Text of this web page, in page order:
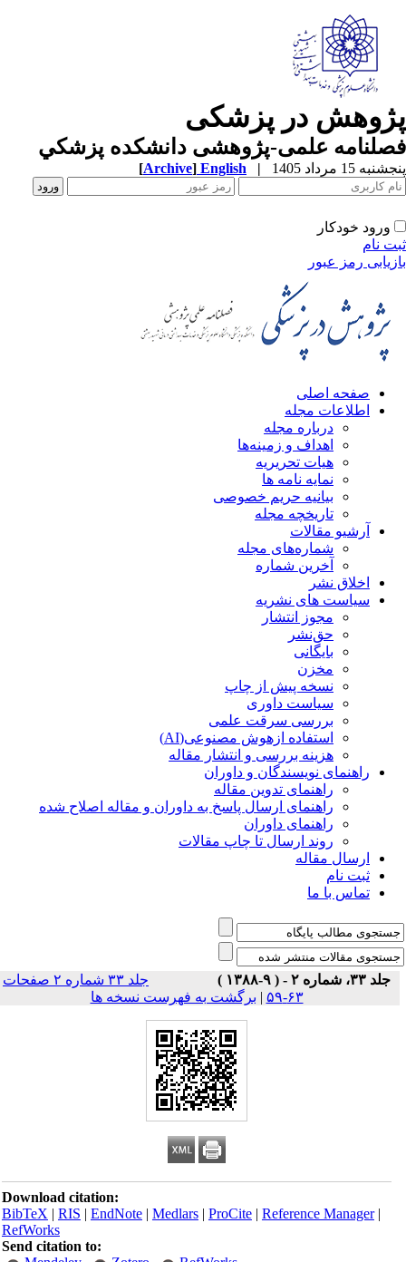
در پزشکی
علمی-پژوهشی دانشکده پزشکي
15 مرداد 1405 |
English
[Archive]
ورود خودکار
نام
رمز عبور
صفحه اصلی
اطلاعات مجله
درباره مجله
اهداف و زمینه‌ها
هیات تحریریه
نمایه نامه ها
بیانیه حریم خصوصی
تاریخچه مجله
آرشیو مقالات
شماره‌های مجله
آخرین شماره
اخلاق نشر
سیاست های نشریه
مجوز انتشار
حق‌نشر
بایگانی
مخزن
نسخه پیش از چاپ
سیاست داوری
بررسی سرقت علمی
استفاده ازهوش مصنوعی(AI)
هزینه بررسی و انتشار مقاله
راهنمای نویسندگان و داوران
راهنمای تدوین مقاله
راهنمای ارسال پاسخ به داوران و مقاله اصلاح شده
راهنمای داوران
روند ارسال تا چاپ مقالات
ارسال مقاله
ثبت نام
تماس با ما
جلد ۳۳، شماره ۲ - ( ۹-۱۳۸۸ )
جلد ۳۳ شماره ۲ صفحات
۶۳-۵۹
|برگشت به فهرست نسخه ها
Download citation:
BibTeX|RIS|EndNote|Medlars|ProCite|Reference Manager
RefWorks
Send citation to: